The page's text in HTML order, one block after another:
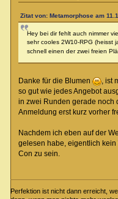
Zitat von: Metamorphose am
Hey bei dir fehlt auch nimmer
sehr cooles 2W10-RPG (heisst
schnell einen der zwei freien
Danke für die Blumen
, ist
so gut wie jedes Angebot
in zwei Runden gerade noch
Anmeldung erst kurz vorher
Nachdem ich eben auf der
gelesen habe, eigentlich
Con zu sein.
Perfektion ist nicht dann erreicht,